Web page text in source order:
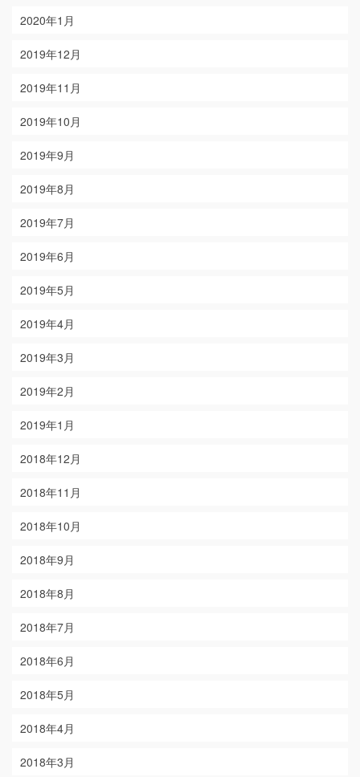
2020年1月
2019年12月
2019年11月
2019年10月
2019年9月
2019年8月
2019年7月
2019年6月
2019年5月
2019年4月
2019年3月
2019年2月
2019年1月
2018年12月
2018年11月
2018年10月
2018年9月
2018年8月
2018年7月
2018年6月
2018年5月
2018年4月
2018年3月